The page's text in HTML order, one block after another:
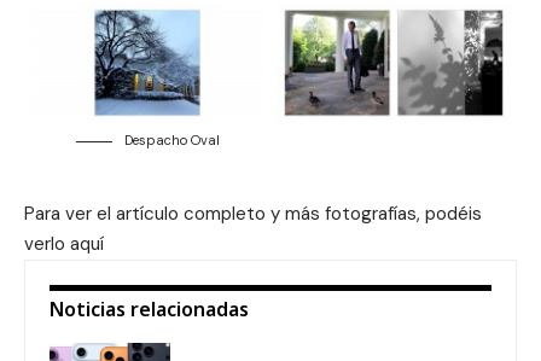
Despacho Oval
Para ver el artículo completo y más fotografías, podéis
verlo aquí
Noticias relacionadas